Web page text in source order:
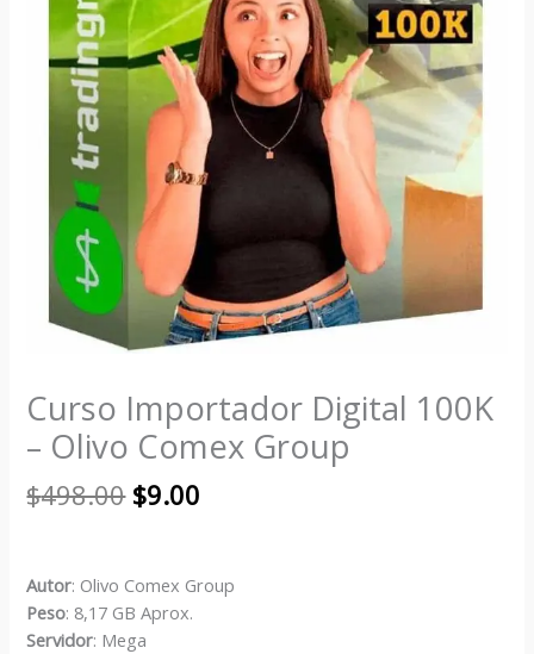
Curso Importador Digital 100K
– Olivo Comex Group
$498.00 $9.00
Autor: Olivo Comex Group
Peso: 8,17 GB Aprox.
Servidor: Mega